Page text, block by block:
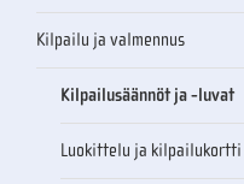
Kilpailu ja valmennus
Kilpailusäännöt ja -luvat
Luokittelu ja kilpailukortti